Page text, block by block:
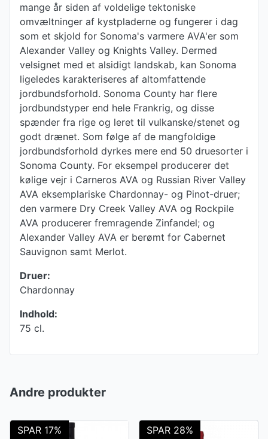
mange år siden af voldelige tektoniske
omvæltninger af kystpladerne og fungerer i dag
som et skjold for Sonoma's varmere AVA'er som
Alexander Valley og Knights Valley. Dermed
velsignet med et alsidigt landskab, kan Sonoma
ligeledes karakteriseres af altomfattende
jordbundsforhold. Sonoma County har flere
jordbundstyper end hele Frankrig, og disse
spænder fra rige og leret til vulkanske/stenet og
godt drænet. Som følge af de mangfoldige
jordbundsforhold dyrkes mere end 50 druesorter i
Sonoma County. For eksempel producerer det
kølige vejr i Carneros AVA og Russian River Valley
AVA eksemplariske Chardonnay- og Pinot-druer;
den varmere Dry Creek Valley AVA og Rockpile
AVA producerer fremragende Zinfandel; og
Alexander Valley AVA er berømt for Cabernet
Sauvignon samt Merlot.
Druer:
Chardonnay
Indhold:
75 cl.
Andre produkter
SPAR 17% SPAR 28%